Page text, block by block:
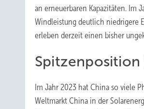
an erneuerbaren Kapazitäten. Im
Windleistung deutlich niedrigere
erleben derzeit einen bisher
Im Jahr 2023 hat China so viele
Weltmarkt China in der